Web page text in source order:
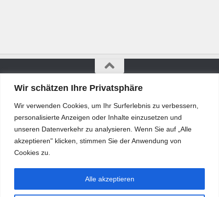
Wir schätzen Ihre Privatsphäre
Wir verwenden Cookies, um Ihr Surferlebnis zu verbessern,
personalisierte Anzeigen oder Inhalte einzusetzen und
unseren Datenverkehr zu analysieren. Wenn Sie auf „Alle
akzeptieren" klicken, stimmen Sie der Anwendung von
Cookies zu.
Alle akzeptieren
Bürgerkurier © 2026. Alle Rechte vorbehalten.